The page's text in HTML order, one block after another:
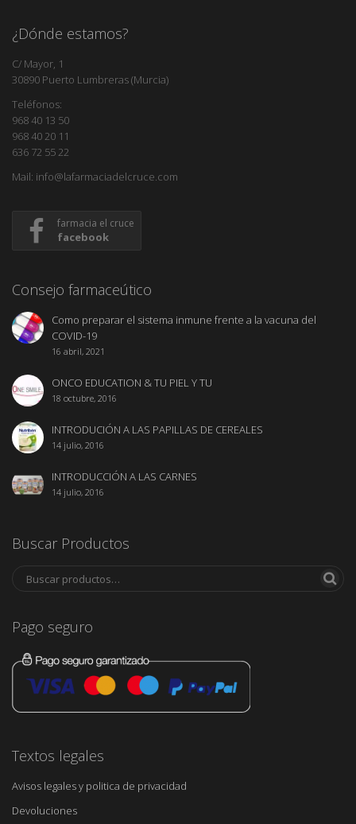
¿Dónde estamos?
C/ Mayor, 1
30890 Puerto Lumbreras (Murcia)
Teléfonos:
968 40 13 50
968 40 20 11
636 72 55 22
Mail: info@lafarmaciadelcruce.com
farmacia el cruce
facebook
Consejo farmaceútico
Como preparar el sistema inmune frente a la vacuna del
COVID-19
16 abril, 2021
ONCO EDUCATION & TU PIEL Y TU
18 octubre, 2016
INTRODUCIÓN A LAS PAPILLAS DE CEREALES
14 julio, 2016
INTRODUCCIÓN A LAS CARNES
14 julio, 2016
Buscar Productos
Pago seguro
Textos legales
Avisos legales y politica de privacidad
Devoluciones